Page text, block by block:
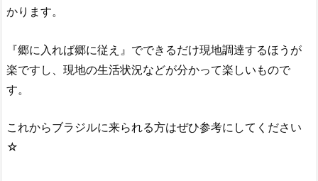
かります。
『郷に入れば郷に従え』でできるだけ現地調達するほうが
楽ですし、現地の生活状況などが分かって楽しいもので
す。
これからブラジルに来られる方はぜひ参考にしてください
☆